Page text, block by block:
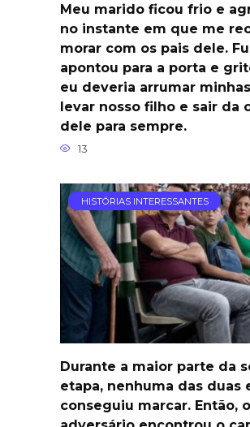
Meu marido ficou frio e
no instante em que me
morar com os pais dele.
apontou para a porta e
eu deveria arrumar
levar nosso filho e sair da
dele para sempre.
13
HISTÓRIAS INTERESSANTES
Durante a maior parte da
etapa, nenhuma das duas
conseguiu marcar. Então,